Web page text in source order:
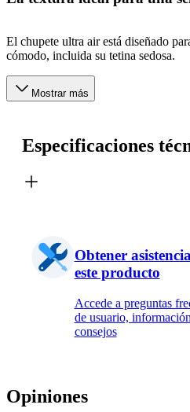
El chupete ultra air está diseñado
cómodo, incluida su tetina sedosa.
Mostrar más
Especificaciones
Obtener
este producto
Accede a preguntas
de usuario,
consejos
Opiniones